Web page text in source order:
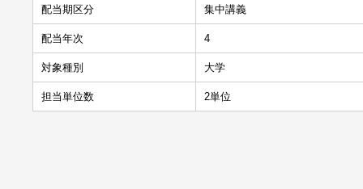
配当期区分 集中講義
配当年次 4
対象種別 大学
担当単位数 2単位